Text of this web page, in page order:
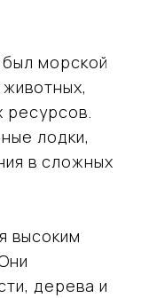
морской
лодки,
в сложных
высоким
дерева и